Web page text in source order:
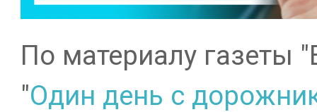
По материалу газеты
"Один день с